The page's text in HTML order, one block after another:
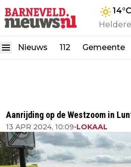
14°C
Nieuws 112 Gemeente
Aanrijding op de Westzoom in
13 APR 2024, 10:09•LOKAAL